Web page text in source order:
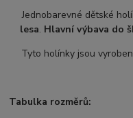
Jednobarevné dětské
lesa. Hlavní výbava do
Tyto holínky jsou
Tabulka rozměrů: